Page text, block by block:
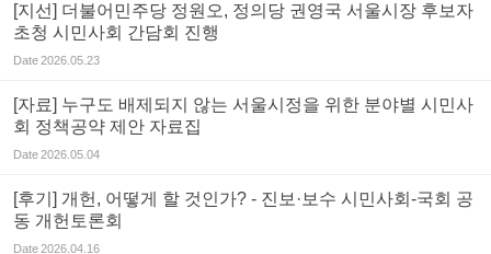
[지선] 더불어민주당 정원오, 정의당 권영국 서울시장 후보자
초청 시민사회 간담회 진행
Date2026.05.23
[자료] 누구도 배제되지 않는 서울시정을 위한 분야별 시민사
회 정책공약 제안 자료집
Date2026.05.04
[후기] 개헌, 어떻게 할 것인가? - 진보·보수 시민사회-국회 공
동 개헌토론회
Date2026.04.16